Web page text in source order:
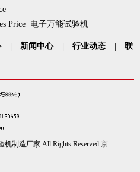
Price
电子万能试验机
| 新闻中心 | 行业动态 |
联
制造厂家 All Rights Reserved 京